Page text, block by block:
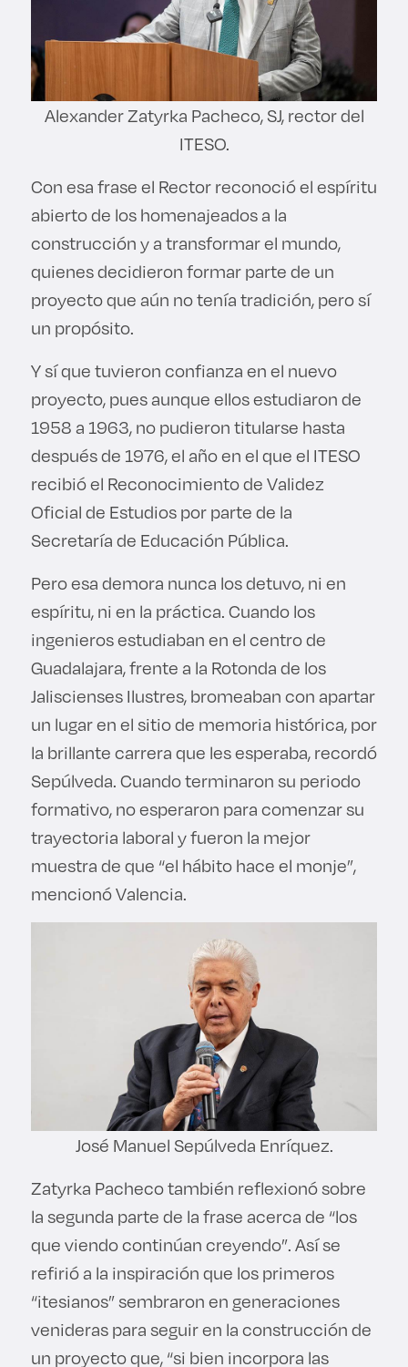
Alexander Zatyrka Pacheco, SJ, rector del
ITESO.
Con esa frase el Rector reconoció el espíritu
abierto de los homenajeados a la
construcción y a transformar el mundo,
quienes decidieron formar parte de un
proyecto que aún no tenía tradición, pero sí
un propósito.
Y sí que tuvieron confianza en el nuevo
proyecto, pues aunque ellos estudiaron de
1958 a 1963, no pudieron titularse hasta
después de 1976, el año en el que el ITESO
recibió el Reconocimiento de Validez
Oficial de Estudios por parte de la
Secretaría de Educación Pública.
Pero esa demora nunca los detuvo, ni en
espíritu, ni en la práctica. Cuando los
ingenieros estudiaban en el centro de
Guadalajara, frente a la Rotonda de los
Jaliscienses Ilustres, bromeaban con apartar
un lugar en el sitio de memoria histórica, por
la brillante carrera que les esperaba, recordó
Sepúlveda. Cuando terminaron su periodo
formativo, no esperaron para comenzar su
trayectoria laboral y fueron la mejor
muestra de que “el hábito hace el monje”,
mencionó Valencia.
José Manuel Sepúlveda Enríquez.
Zatyrka Pacheco también reflexionó sobre
la segunda parte de la frase acerca de “los
que viendo continúan creyendo”. Así se
refirió a la inspiración que los primeros
“itesianos” sembraron en generaciones
venideras para seguir en la construcción de
un proyecto que, “si bien incorpora las